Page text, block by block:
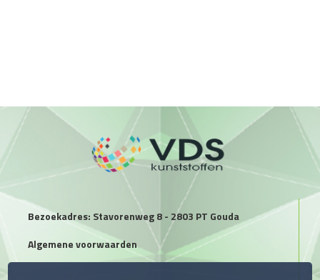
Bezoekadres: Stavorenweg 8 - 2803 PT Gouda
Algemene voorwaarden